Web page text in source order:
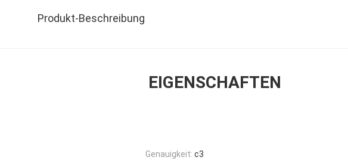
Produkt-Beschreibung
EIGENSCHAFTEN
Genauigkeit: c3